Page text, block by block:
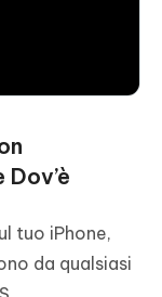
tuo iPhone,
da qualsiasi